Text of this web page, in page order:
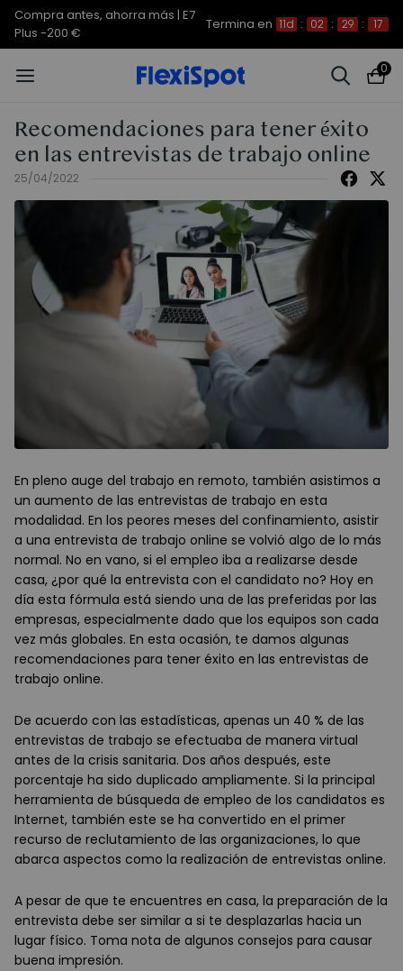
Compra antes, ahorra más | E7
Plus -200 €
Termina en 11d : 02 : 29 : 17
0
Recomendaciones para tener éxito
en las entrevistas de trabajo online
25/04/2022
En pleno auge del trabajo en remoto, también asistimos a
un aumento de las entrevistas de trabajo en esta
modalidad. En los peores meses del confinamiento, asistir
a una entrevista de trabajo online se volvió algo de lo más
normal. No en vano, si el empleo iba a realizarse desde
casa, ¿por qué la entrevista con el candidato no? Hoy en
día esta fórmula está siendo una de las preferidas por las
empresas, especialmente dado que los equipos son cada
vez más globales. En esta ocasión, te damos algunas
recomendaciones para tener éxito en las entrevistas de
trabajo online.
De acuerdo con las estadísticas, apenas un 40 % de las
entrevistas de trabajo se efectuaba de manera virtual
antes de la crisis sanitaria. Dos años después, este
porcentaje ha sido duplicado ampliamente. Si la principal
herramienta de búsqueda de empleo de los candidatos es
Internet, también este se ha convertido en el primer
recurso de reclutamiento de las organizaciones, lo que
abarca aspectos como la realización de entrevistas online.
A pesar de que te encuentres en casa, la preparación de la
entrevista debe ser similar a si te desplazarlas hacia un
lugar físico. Toma nota de algunos consejos para causar
buena impresión.